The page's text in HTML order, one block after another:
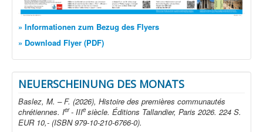
» Informationen zum Bezug des Flyers
» Download Flyer (PDF)
NEUERSCHEINUNG DES MONATS
Baslez, M. – F. (2026), Histoire des premières communautés
chrétiennes. Ier- IIIe siècle. Éditions Tallandier, Paris 2026. 224 S.
EUR 10,- (ISBN 979-10-210-6766-0).